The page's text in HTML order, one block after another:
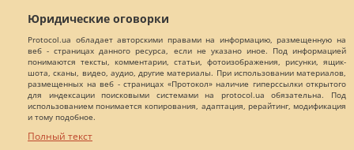
Юридические оговорки
Protocol.ua обладает авторскими правами на информацию, размещенную на
веб - страницах данного ресурса, если не указано иное. Под информацией
понимаются тексты, комментарии, статьи, фотоизображения, рисунки, ящик-
шота, сканы, видео, аудио, другие материалы. При использовании материалов,
размещенных на веб - страницах «Протокол» наличие гиперссылки открытого
для индексации поисковыми системами на protocol.ua обязательна. Под
использованием понимается копирования, адаптация, рерайтинг, модификация
и тому подобное.
Полный текст